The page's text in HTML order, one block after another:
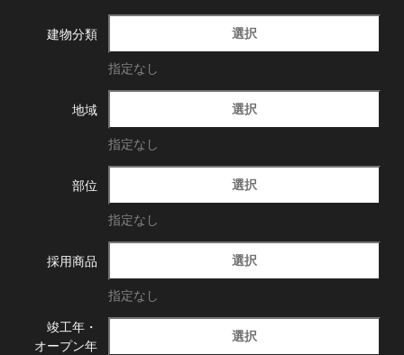
建物分類 選択
指定なし
地域 選択
指定なし
部位 選択
指定なし
採用商品 選択
指定なし
竣工年・
オープン年
選択